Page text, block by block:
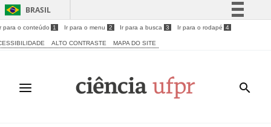
BRASIL
Simplifique!
Acesso à informação
Legislação
para o conteúdo 1 Ir para o menu 2 Ir para a busca 3 Ir para o rodapé 4
ALTO CONTRASTE MAPA DO SITE